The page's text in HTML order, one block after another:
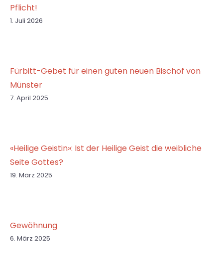
Pflicht!
1. Juli 2026
Fürbitt-Gebet für einen guten neuen Bischof von
Münster
7. April 2025
«Heilige Geistin»: Ist der Heilige Geist die weibliche
Seite Gottes?
19. März 2025
Gewöhnung
6. März 2025